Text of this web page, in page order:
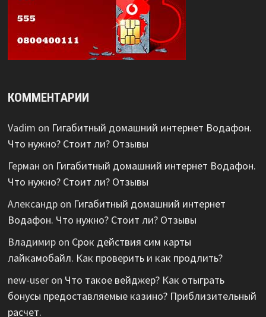
КОММЕНТАРИИ
Vadim on Гигабитный домашний интернет Водафон.
Что нужно? Стоит ли? Отзывы
Герман on Гигабитный домашний интернет Водафон.
Что нужно? Стоит ли? Отзывы
Александрon Гигабитный домашний интернет
Водафон. Что нужно? Стоит ли? Отзывы
Владимирon Срок действия сим карты
лайкамобайл. Как проверить и как продлить?
new-useron Что такое вейджер? Как отыграть
бонусы предоставляемые казино? Приблизительный
расчет.